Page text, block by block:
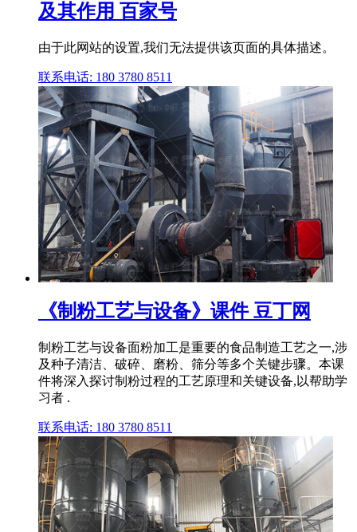
及其作用 百家号
由于此网站的设置,我们无法提供该页面的具体描述。
联系电话: 180 3780 8511
《制粉工艺与设备》课件 豆丁网
制粉工艺与设备面粉加工是重要的食品制造工艺之一,涉
及种子清洁、破碎、磨粉、筛分等多个关键步骤。本课
件将深入探讨制粉过程的工艺原理和关键设备,以帮助学
习者 .
联系电话: 180 3780 8511